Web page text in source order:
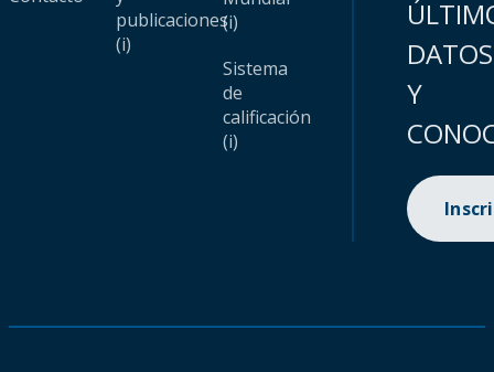
publicaciones
(i)
(i)
Sistema
de
calificación
(i)
DATOS
Y